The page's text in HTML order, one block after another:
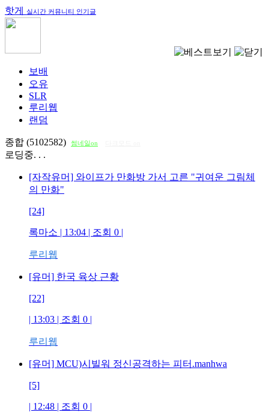
핫게 실시간 커뮤니티 인기글
보배
오유
SLR
루리웹
랜덤
종합 (5102582) 썸네일on
로딩중. . .
[자작유머] 와이프가 만화방 가서 고른 "귀여운 그림체
의 만화"
[24]
록마소 | 13:04 | 조회 0 |
루리웹
[유머] 한국 육상 근황
[22]
| 13:03 | 조회 0 |
루리웹
[유머] MCU)시빌워 정신공격하는 피터.manhwa
[5]
| 12:48 | 조회 0 |